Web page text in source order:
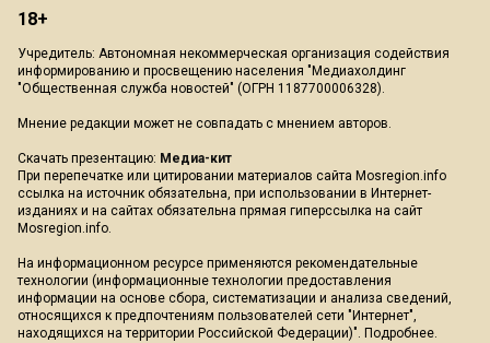
18+
Учредитель: Автономная некоммерческая организация содействия
информированию и просвещению населения "Медиахолдинг
"Общественная служба новостей" (ОГРН 1187700006328).
Мнение редакции может не совпадать с мнением авторов.
Скачать презентацию: Медиа-кит
При перепечатке или цитировании материалов сайта Mosregion.info
ссылка на источник обязательна, при использовании в Интернет-
изданиях и на сайтах обязательна прямая гиперссылка на сайт
Mosregion.info.
На информационном ресурсе применяются рекомендательные
технологии (информационные технологии предоставления
информации на основе сбора, систематизации и анализа сведений,
относящихся к предпочтениям пользователей сети "Интернет",
находящихся на территории Российской Федерации)". Подробнее.